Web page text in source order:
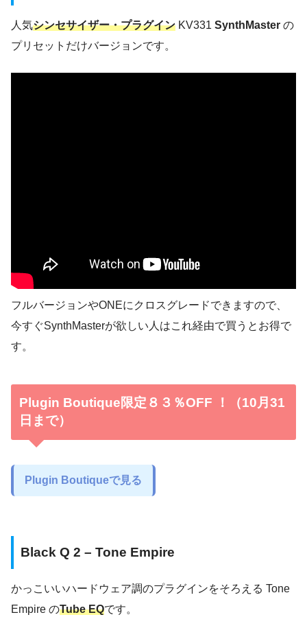
人気シンセサイザー・プラグイン KV331 SynthMaster の
プリセットだけバージョンです。
フルバージョンやONEにクロスグレードできますので、
今すぐSynthMasterが欲しい人はこれ経由で買うとお得で
す。
Plugin Boutique限定８３％OFF ！（10月31
日まで）
Plugin Boutiqueで見る
Black Q 2 – Tone Empire
かっこいいハードウェア調のプラグインをそろえる Tone
Empire のTube EQです。